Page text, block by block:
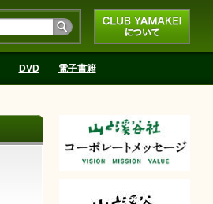
CLUB YAMAKEIにつ
いて
DVD 電子書籍